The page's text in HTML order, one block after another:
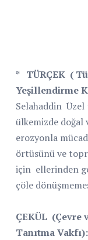
* TÜRÇEK (
Yeşillendirme
Selahaddin Üzel
ülkemizde doğal
erozyonla
örtüsünü ve
için ellerinden
çöle
ÇEKÜL (Çevre
Tanıtma Vakfı):